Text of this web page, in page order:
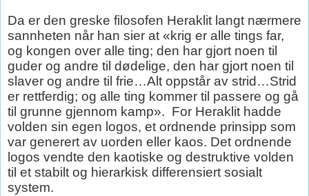
Da er den greske filosofen Heraklit langt nærmere
sannheten når han sier at «krig er alle tings far,
og kongen over alle ting; den har gjort noen til
guder og andre til dødelige, den har gjort noen til
slaver og andre til frie…Alt oppstår av strid…Strid
er rettferdig; og alle ting kommer til passere og gå
til grunne gjennom kamp». For Heraklit hadde
volden sin egen logos, et ordnende prinsipp som
var generert av uorden eller kaos. Det ordnende
logos vendte den kaotiske og destruktive volden
til et stabilt og hierarkisk differensiert sosialt
system.